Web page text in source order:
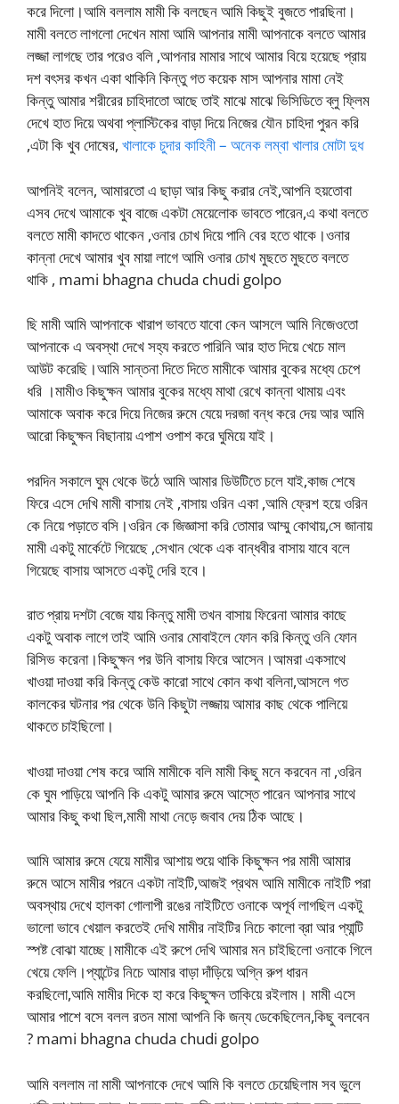
করে দিলো।আমি বললাম মামী কি বলছেন আমি কিছুই বুজতে পারছিনা।
মামী বলতে লাগলো দেখেন মামা আমি আপনার মামী আপনাকে বলতে আমার
লজ্জা লাগছে তার পরেও বলি ,আপনার মামার সাথে আমার বিয়ে হয়েছে প্রায়
দশ বৎসর কখন একা থাকিনি কিন্তু গত কয়েক মাস আপনার মামা নেই
কিন্তু আমার শরীরের চাহিদাতো আছে তাই মাঝে মাঝে ভিসিডিতে ব্লু ফ্লিম
দেখে হাত দিয়ে অথবা প্লাস্টিকের বাড়া দিয়ে নিজের যৌন চাহিদা পুরন করি
,এটা কি খুব দোষের, খালাকে চুদার কাহিনী – অনেক লম্বা খালার মোটা দুধ
আপনিই বলেন, আমারতো এ ছাড়া আর কিছু করার নেই,আপনি হয়তোবা
এসব দেখে আমাকে খুব বাজে একটা মেয়েলোক ভাবতে পারেন,এ কথা বলতে
বলতে মামী কাদতে থাকেন ,ওনার চোখ দিয়ে পানি বের হতে থাকে।ওনার
কান্না দেখে আমার খুব মায়া লাগে আমি ওনার চোখ মুছতে মুছতে বলতে
থাকি , mami bhagna chuda chudi golpo
ছি মামী আমি আপনাকে খারাপ ভাবতে যাবো কেন আসলে আমি নিজেওতো
আপনাকে এ অবস্থা দেখে সহ্য করতে পারিনি আর হাত দিয়ে খেচে মাল
আউট করেছি।আমি সান্তনা দিতে দিতে মামীকে আমার বুকের মধ্যে চেপে
ধরি ।মামীও কিছুক্ষন আমার বুকের মধ্যে মাথা রেখে কান্না থামায় এবং
আমাকে অবাক করে দিয়ে নিজের রুমে যেয়ে দরজা বন্ধ করে দেয় আর আমি
আরো কিছুক্ষন বিছানায় এপাশ ওপাশ করে ঘুমিয়ে যাই।
পরদিন সকালে ঘুম থেকে উঠে আমি আমার ডিউটিতে চলে যাই,কাজ শেষে
ফিরে এসে দেখি মামী বাসায় নেই ,বাসায় ওরিন একা ,আমি ফ্রেশ হয়ে ওরিন
কে নিয়ে পড়াতে বসি।ওরিন কে জিজ্ঞাসা করি তোমার আম্মু কোথায়,সে জানায়
মামী একটু মার্কেটে গিয়েছে ,সেখান থেকে এক বান্ধবীর বাসায় যাবে বলে
গিয়েছে বাসায় আসতে একটু দেরি হবে।
রাত প্রায় দশটা বেজে যায় কিন্তু মামী তখন বাসায় ফিরেনা আমার কাছে
একটু অবাক লাগে তাই আমি ওনার মোবাইলে ফোন করি কিন্তু ওনি ফোন
রিসিভ করেনা।কিছুক্ষন পর উনি বাসায় ফিরে আসেন।আমরা একসাথে
খাওয়া দাওয়া করি কিন্তু কেউ কারো সাথে কোন কথা বলিনা,আসলে গত
কালকের ঘটনার পর থেকে উনি কিছুটা লজ্জায় আমার কাছ থেকে পালিয়ে
থাকতে চাইছিলো।
খাওয়া দাওয়া শেষ করে আমি মামীকে বলি মামী কিছু মনে করবেন না ,ওরিন
কে ঘুম পাড়িয়ে আপনি কি একটু আমার রুমে আস্তে পারেন আপনার সাথে
আমার কিছু কথা ছিল,মামী মাথা নেড়ে জবাব দেয় ঠিক আছে।
আমি আমার রুমে যেয়ে মামীর আশায় শুয়ে থাকি কিছুক্ষন পর মামী আমার
রুমে আসে মামীর পরনে একটা নাইটি,আজই প্রথম আমি মামীকে নাইটি পরা
অবস্থায় দেখে হালকা গোলাপী রঙের নাইটিতে ওনাকে অপূর্ব লাগছিল একটু
ভালো ভাবে খেয়াল করতেই দেখি মামীর নাইটির নিচে কালো ব্রা আর প্যান্টি
স্পষ্ট বোঝা যাচ্ছে।মামীকে এই রুপে দেখি আমার মন চাইছিলো ওনাকে গিলে
খেয়ে ফেলি।প্যান্টের নিচে আমার বাড়া দাঁড়িয়ে অগ্নি রুপ ধারন
করছিলো,আমি মামীর দিকে হা করে কিছুক্ষন তাকিয়ে রইলাম। মামী এসে
আমার পাশে বসে বলল রতন মামা আপনি কি জন্য ডেকেছিলেন,কিছু বলবেন
? mami bhagna chuda chudi golpo
আমি বললাম না মামী আপনাকে দেখে আমি কি বলতে চেয়েছিলাম সব ভুলে